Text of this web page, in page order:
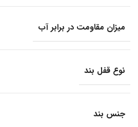
میزان مقاومت در برابر آب
نوع قفل بند
جنس بند